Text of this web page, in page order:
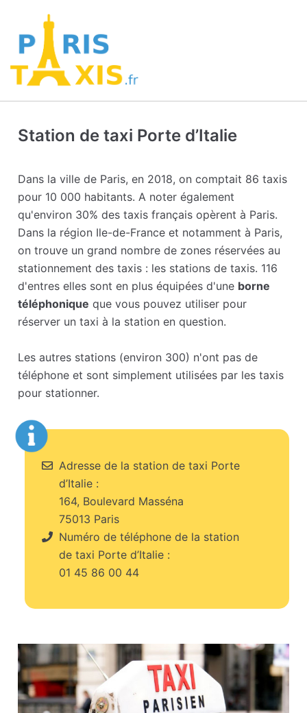
Station de taxi Porte d’Italie
Dans la ville de Paris, en 2018, on comptait 86 taxis
pour 10 000 habitants. A noter également
qu'environ 30% des taxis français opèrent à Paris.
Dans la région Ile-de-France et notamment à Paris,
on trouve un grand nombre de zones réservées au
stationnement des taxis : les stations de taxis. 116
d'entres elles sont en plus équipées d'une borne
téléphonique que vous pouvez utiliser pour
réserver un taxi à la station en question.
Les autres stations (environ 300) n'ont pas de
téléphone et sont simplement utilisées par les taxis
pour stationner.
Adresse de la station de taxi Porte
d’Italie :
164, Boulevard Masséna
75013 Paris
Numéro de téléphone de la station
de taxi Porte d’Italie :
01 45 86 00 44